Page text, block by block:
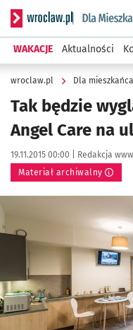
Serwis informacyjny
WAKACJE Aktualności
wroclaw.pl Dla mieszkańca
Tak będzie
Angel Care na
Data publikacji:
19.11.2015 00:00 | Autor:
Redakcja
Materiał archiwalny